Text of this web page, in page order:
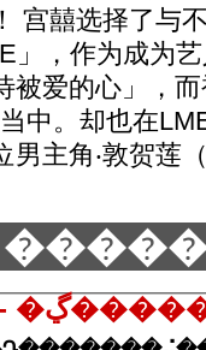
宫囍选择了与
」，作为成为
被爱的心」，
中。却也在
男主角‧敦贺莲